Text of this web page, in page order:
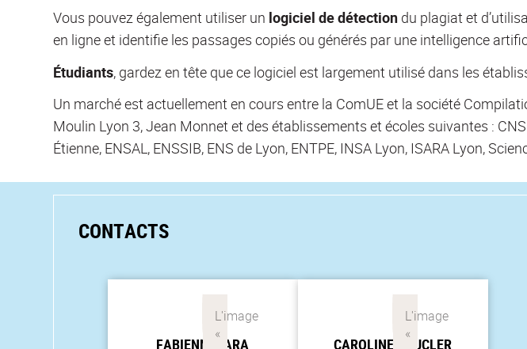
Vous pouvez également utiliser un logiciel de détection du plagiat et
en ligne et identifie les passages copiés ou générés par une intelligence
Étudiants, gardez en tête que ce logiciel est largement utilisé dans les
Un marché est actuellement en cours entre la ComUE et la société
Moulin Lyon 3, Jean Monnet et des établissements et écoles suivantes :
Étienne, ENSAL, ENSSIB, ENS de Lyon, ENTPE, INSA Lyon, ISARA Lyon,
CONTACTS
FABIENNE PARA CAROLINE MAUCLER